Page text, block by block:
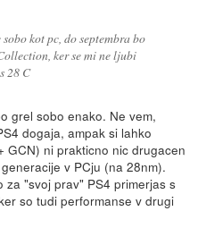
kot pc, do septembra bo
ker se mi ne ljubi
28 C
grel sobo enako. Ne vem,
dogaja, ampak si lahko
GCN) ni prakticno nic drugacen
v PCju (na 28nm).
"svoj prav" PS4 primerjas s
so tudi performanse v drugi